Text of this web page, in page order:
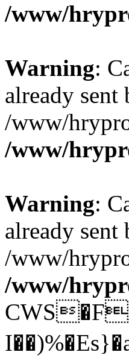
/www/
Warning:
already sent
/www/
/www/
Warning:
already sent
/www/
/www/